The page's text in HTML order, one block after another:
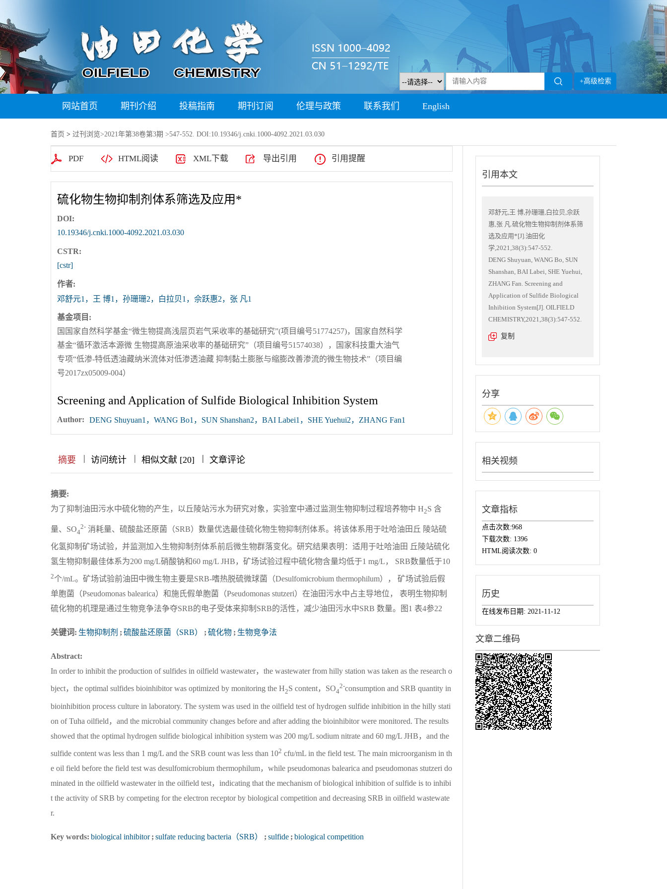
+高级检索
网站首页 期刊介绍 投稿指南 期刊订阅 伦理与政策 联系我们 English
首页 > 过刊浏览>2021年第38卷第3期 >547-552. DOI:10.19346/j.cnki.1000-4092.2021.03.030
PDF HTML阅读 XML下载 导出引用 引用提醒
硫化物生物抑制剂体系筛选及应用*
DOI:
10.19346/j.cnki.1000-4092.2021.03.030
CSTR:
[cstr]
作者:
邓舒元1，王 博1，孙珊珊2，白拉贝1，佘跃惠2，张 凡1
基金项目:
国国家自然科学基金“微生物提高浅层页岩气采收率的基础研究”(项目编号51774257)，国家自然科学
基金“循环激活本源微 生物提高原油采收率的基础研究”（项目编号51574038），国家科技重大油气
专项“低渗-特低透油藏纳米流体对低渗透油藏 抑制黏土膨胀与缩膨改善渗流的微生物技术”（项目编
号2017zx05009-004）
Screening and Application of Sulfide Biological Inhibition System
Author: DENG Shuyuan1，WANG Bo1，SUN Shanshan2，BAI Labei1，SHE Yuehui2，ZHANG Fan1
摘要 || 访问统计 || 相似文献 [20] ||| 文章评论
摘要:
为了抑制油田污水中硫化物的产生，以丘陵站污水为研究对象，实验室中通过监测生物抑制过程培养物中 H2S 含
量、SO4
2- 消耗量、硫酸盐还原菌（SRB）数量优选最佳硫化物生物抑制剂体系。将该体系用于吐哈油田丘 陵站硫
化氢抑制矿场试验，并监测加入生物抑制剂体系前后微生物群落变化。研究结果表明：适用于吐哈油田 丘陵站硫化
氢生物抑制最佳体系为200 mg/L硝酸钠和60 mg/L JHB，矿场试验过程中硫化物含量均低于1 mg/L， SRB数量低于10
2个/mL。矿场试验前油田中微生物主要是SRB-嗜热脱硫微球菌（Desulfomicrobium thermophilum）， 矿场试验后假
单胞菌（Pseudomonas balearica）和施氏假单胞菌（Pseudomonas stutzeri）在油田污水中占主导地位， 表明生物抑制
硫化物的机理是通过生物竞争法争夺SRB的电子受体来抑制SRB的活性，减少油田污水中SRB 数量。图1 表4参22
关键词: 生物抑制剂 ; 硫酸盐还原菌（SRB） ; 硫化物 ; 生物竞争法
Abstract:
In order to inhibit the production of sulfides in oilfield wastewater，the wastewater from hilly station was taken as the research o
bject，the optimal sulfides bioinhibitor was optimized by monitoring the H2S content，SO4
2-consumption and SRB quantity in
bioinhibition process culture in laboratory. The system was used in the oilfield test of hydrogen sulfide inhibition in the hilly stati
on of Tuha oilfield，and the microbial community changes before and after adding the bioinhibitor were monitored. The results
showed that the optimal hydrogen sulfide biological inhibition system was 200 mg/L sodium nitrate and 60 mg/L JHB，and the
sulfide content was less than 1 mg/L and the SRB count was less than 102 cfu/mL in the field test. The main microorganism in th
e oil field before the field test was desulfomicrobium thermophilum，while pseudomonas balearica and pseudomonas stutzeri do
minated in the oilfield wastewater in the oilfield test，indicating that the mechanism of biological inhibition of sulfide is to inhibi
t the activity of SRB by competing for the electron receptor by biological competition and decreasing SRB in oilfield wastewate
r.
Key words: biological inhibitor ; sulfate reducing bacteria（SRB） ; sulfide ; biological competition
引用本文
邓舒元,王 博,孙珊珊,白拉贝,佘跃
惠,张 凡.硫化物生物抑制剂体系筛
选及应用*[J].油田化
学,2021,38(3):547-552.
DENG Shuyuan, WANG Bo, SUN
Shanshan, BAI Labei, SHE Yuehui,
ZHANG Fan. Screening and
Application of Sulfide Biological
Inhibition System[J]. OILFIELD
CHEMISTRY,2021,38(3):547-552.
复制
分享
相关视频
文章指标
点击次数:968
下载次数: 1396
HTML阅读次数: 0
历史
在线发布日期: 2021-11-12
文章二维码